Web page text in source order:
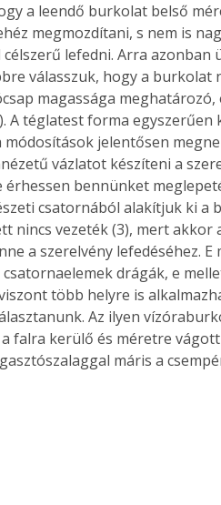
a leendő burkolat belső
megmozdítani, s nem is
lefedni. Arra azonban
válasszuk, hogy a burkolat
magassága
A téglatest forma
jelentősen
vázlatot készíteni a
bennünket
csatornából alakítjuk ki a
nincs vezeték (3), mert akkor
a szerelvény lefedéséhez.
drágák, e
több helyre is
Az ilyen
falra kerülő és méretre
máris a